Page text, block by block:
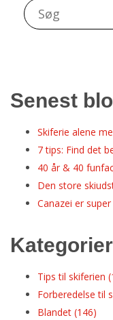
Senest
Skiferie alene
7 tips: Find det
40 år & 40
Den store
Canazei er
Kategorier
Tips til skiferien
Forberedelse til
Blandet (146)